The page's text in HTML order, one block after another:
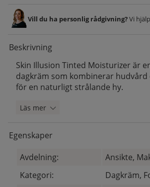
Vill du ha personlig rådgivning?Vi
Beskrivning
Skin Illusion Tinted Moisturizer är
dagkräm som kombinerar hudvård
för en naturligt strålande hy.
Läs mer
Egenskaper
Avdelning:
Ansikte,
Kategori:
Dagkräm,